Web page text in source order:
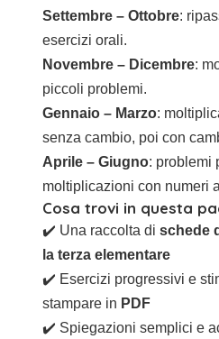
Settembre – Ottobre:
esercizi orali.
Novembre – Dicembre:
piccoli problemi.
Gennaio – Marzo:
senza cambio, poi con
Aprile – Giugno: problemi
moltiplicazioni con numeri
Cosa trovi in questa
✔️ Una raccolta di schede
la terza elementare
✔️ Esercizi progressivi e
stampare in PDF
✔️ Spiegazioni semplici e